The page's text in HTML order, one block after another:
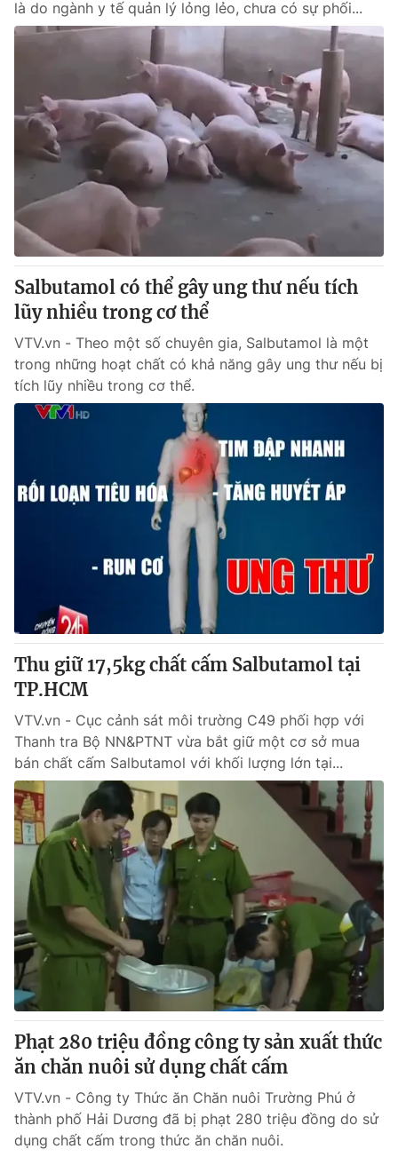
là do ngành y tế quản lý lỏng lẻo, chưa có sự phối...
Salbutamol có thể gây ung thư nếu tích
lũy nhiều trong cơ thể
VTV.vn - Theo một số chuyên gia, Salbutamol là một
trong những hoạt chất có khả năng gây ung thư nếu bị
tích lũy nhiều trong cơ thể.
Thu giữ 17,5kg chất cấm Salbutamol tại
TP.HCM
VTV.vn - Cục cảnh sát môi trường C49 phối hợp với
Thanh tra Bộ NN&PTNT vừa bắt giữ một cơ sở mua
bán chất cấm Salbutamol với khối lượng lớn tại...
Phạt 280 triệu đồng công ty sản xuất thức
ăn chăn nuôi sử dụng chất cấm
VTV.vn - Công ty Thức ăn Chăn nuôi Trường Phú ở
thành phố Hải Dương đã bị phạt 280 triệu đồng do sử
dụng chất cấm trong thức ăn chăn nuôi.